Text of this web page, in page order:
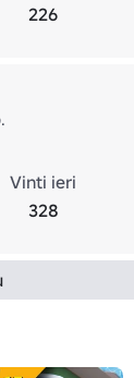
226
Vinti ieri
328